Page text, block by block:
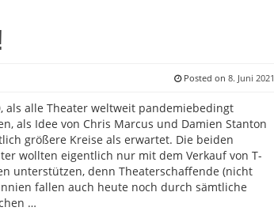
Posted on 8. Juni 2021
als alle Theater weltweit pandemiebedingt
als Idee von Chris Marcus und Damien Stanton
größere Kreise als erwartet. Die beiden
wollten eigentlich nur mit dem Verkauf von T-
unterstützen, denn Theaterschaffende (nicht
fallen auch heute noch durch sämtliche
…